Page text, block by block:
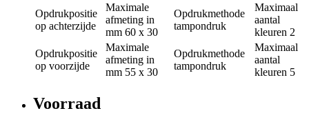
Opdrukpositie
op achterzijde
Maximale
afmeting in
mm 60 x 30
Opdrukmethode
tampondruk
Maximaal
aantal
kleuren 2
Opdrukpositie
op voorzijde
Maximale
afmeting in
mm 55 x 30
Opdrukmethode
tampondruk
Maximaal
aantal
kleuren 5
Voorraad